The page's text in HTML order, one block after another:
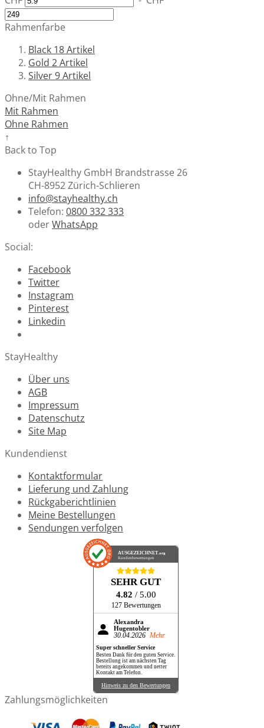
Rahmenfarbe
Black 18Artikel
Gold 2Artikel
Silver9Artikel
Ohne/Mit Rahmen
Mit Rahmen
Ohne Rahmen
↑
Back to Top
StayHealthy GmbH Brandstrasse 26
CH-8952 Zürich-Schlieren
info@stayhealthy.ch
Telefon: 0800 332 333
oderWhatsApp
Social:
Facebook
Twitter
Instagram
Pinterest
Linkedin
StayHealthy
Über uns
AGB
Impressum
Datenschutz
Site Map
Kundendienst
Kontaktformular
Lieferung und Zahlung
Rückgaberichtlinien
Meine Bestellungen
Sendungen verfolgen
AUSGEZEICHNET.org
Kundenbewertungen
SEHR GUT
4.82 / 5.00
127 Bewertungen
Alexandra
Hugentobler
30.04.2026 Mehr
Super schneller Service
Besten Dank für den guten Service.
Bestellung ist am nächsten Tag
bereits angekommen und netter
Kontakt am Telefon.
Hinweis zu den Bewertungen
Zahlungsmöglichkeiten